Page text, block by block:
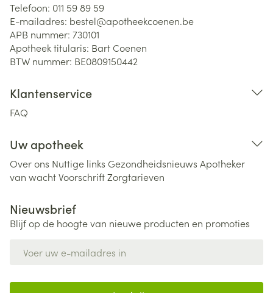
Telefoon: 011 59 89 59
E-mailadres: bestel@apotheekcoenen.be
APB nummer: 730101
Apotheek titularis: Bart Coenen
BTW nummer: BE0809150442
Klantenservice
FAQ
Uw apotheek
Over ons Nuttige links Gezondheidsnieuws Apotheker
van wachtVoorschriftZorgtarieven
Nieuwsbrief
Blijf op de hoogte van nieuwe producten en promoties